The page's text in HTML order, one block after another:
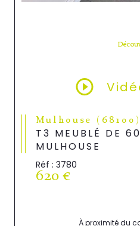
Mulhouse (68100)
T3 MEUBLÉ DE
MULHOUSE
Réf : 3780
620 €